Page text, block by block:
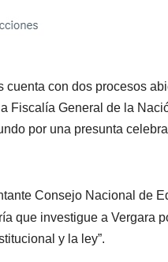
con dos procesos
Fiscalía General de la
por una presunta
Consejo Nacional de
que investigue a Vergara
y la ley”.